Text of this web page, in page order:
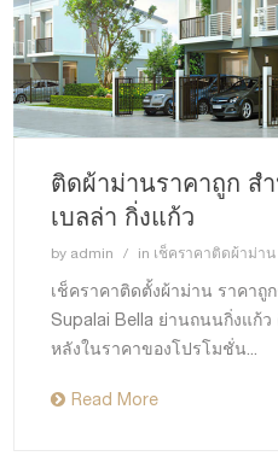
ติดผ้าม่านราคาถูก ส
เบลล่า กิ่งแก้ว
by admin in เช็คราคาติดผ้าม่าน
เช็คราคาติดตั้งผ้าม่าน ราคาถู
Supalai Bella ย่านถนนกิ่งแก้
หลังในราคาของโปรโมชั่น...
Read More